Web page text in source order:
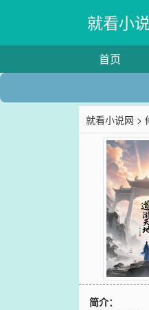
就看小
首页
就看小说网 >
简介：